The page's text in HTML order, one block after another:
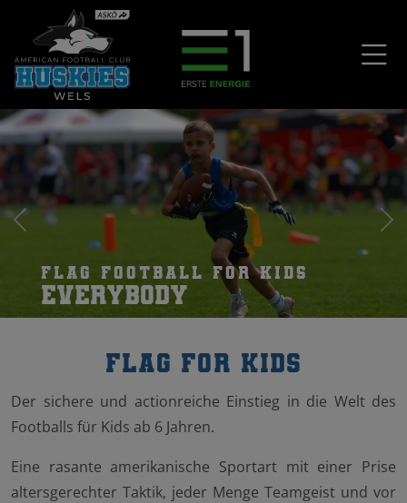
Flag Football for Kids
Contactless
Flag for Kids
Der sichere und actionreiche Einstieg in die Welt des
Footballs für Kids ab 6 Jahren.
Eine rasante amerikanische Sportart mit einer Prise
altersgerechter Taktik, jeder Menge Teamgeist und vor